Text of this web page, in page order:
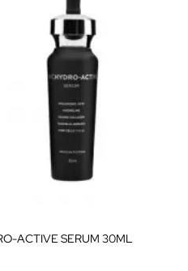
ACTIVE SERUM 30ML